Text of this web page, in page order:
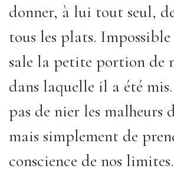
donner, à lui tout seul,
tous les plats.
sale la petite portion de
dans laquelle il a été
pas de nier les malheurs
mais simplement de
conscience de nos limites.